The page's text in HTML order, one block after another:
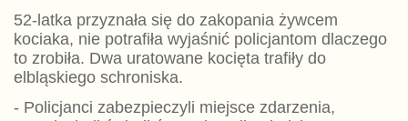
52-latka przyznała się do zakopania żywcem
kociaka, nie potrafiła wyjaśnić policjantom dlaczego
to zrobiła. Dwa uratowane kocięta trafiły do
elbląskiego schroniska.
- Policjanci zabezpieczyli miejsce zdarzenia,